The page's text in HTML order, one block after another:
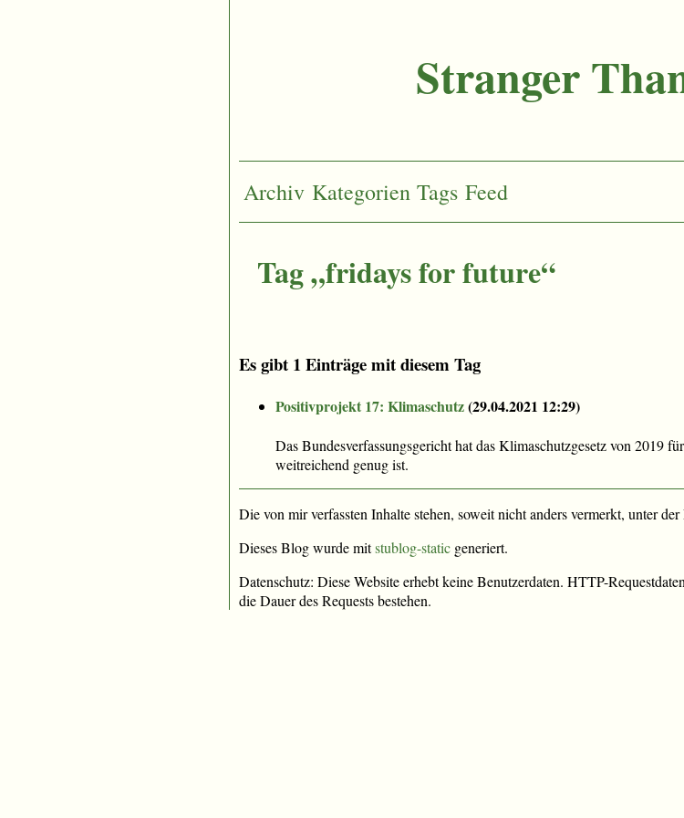
Stranger
Archiv Kategorien Tags Feed
Tag „fridays for future“
Es gibt 1 Einträge mit diesem Tag
Positivprojekt 17: Klimaschutz(29.04.2021 12:29)
Das Bundesverfassungsgericht hat das Klimaschutzgesetz von 2019
weitreichend genug ist.
Die von mir verfassten Inhalte stehen, soweit nicht anders vermerkt, unter
Dieses Blog wurde mitstublog-static generiert.
Datenschutz: Diese Website erhebt keine Benutzerdaten. HTTP-
die Dauer des Requests bestehen.